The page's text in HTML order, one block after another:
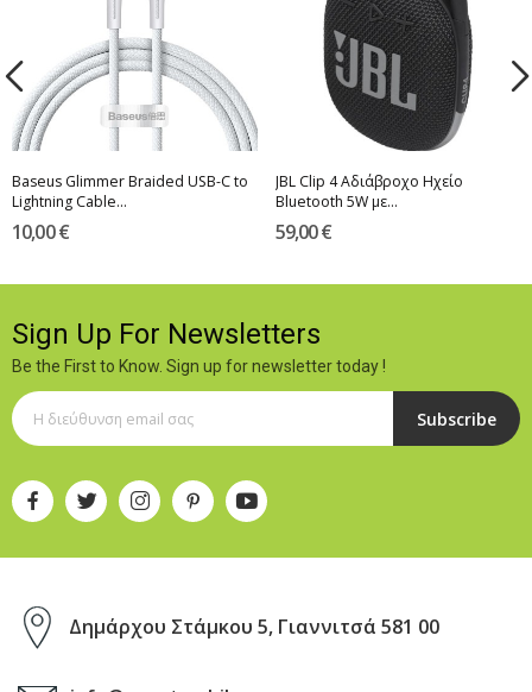
Baseus Glimmer Braided USB-C to
Lightning Cable...
10,00 €
JBL Clip 4 Αδιάβροχο Ηχείο
Bluetooth 5W με...
59,00 €
Sign Up For Newsletters
Be the First to Know. Sign up for newsletter today !
Subscribe
Δημάρχου Στάμκου 5, Γιαννιτσά 581 00